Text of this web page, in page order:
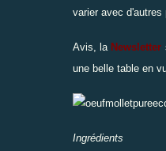
varier avec
Avis, la Newsletter
une belle table en
Ingrédients